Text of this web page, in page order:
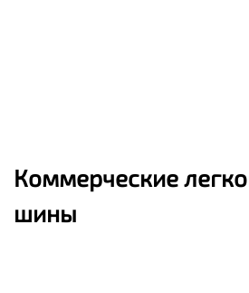
Коммерческие
шины